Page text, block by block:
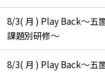
8/3( 月 ) Play Back～五
課題別研修～
8/3( 月 ) Play Back～五